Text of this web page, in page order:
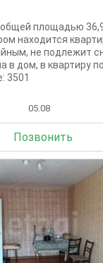
общей площадью
находится
не подлежит
в дом, в квартиру
3501
05.08
Позвонить